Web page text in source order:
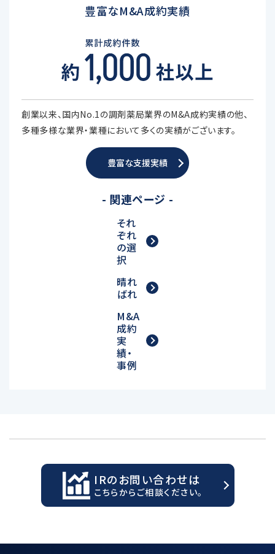
豊富なM&A成約実績
創業以来、国内No.1の調剤薬局業界のM&A成約実績の他、
多種多様な業界・業種において多くの実績がございます。
豊富な支援実績
- 関連ページ -
それ
ぞれ
の選
択
晴れ
ばれ
M&A
成約
実
績・
事例
IRのお問い合わせは
こちらからご相談ください。